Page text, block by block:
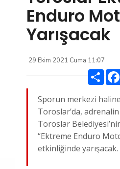
Enduro
Yarışacak
29 Ekim 2021 Cuma 11:07
Sporun merkezi
Toroslar’da,
Toroslar
“Ektreme Enduro
etkinliğinde yarışacak.